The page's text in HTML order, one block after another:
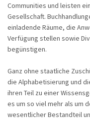
Communities und leisten
Gesellschaft.
einladende Räume, die
Verfügung stellen sowie
begünstigen.
Ganz ohne staatliche
die Alphabetisierung und
ihren Teil zu einer
es um so viel mehr als um
wesentlicher Bestandteil